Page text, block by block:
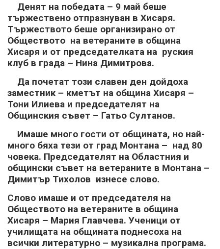
Денят на победата – 9 май беше
тържествено отпразнуван в Хисаря.
Тържеството беше организирано от
Обществото на ветераните в община
Хисаря и от председателката на руския
клуб в града – Нина Димитрова.
Да почетат този славен ден дойдоха
заместник – кметът на община Хисаря –
Тони Илиева и председателят на
Общинския съвет – Гатьо Султанов.
Имаше много гости от общината, но най-
много бяха тези от град Монтана – над 80
човека. Председателят на Областния и
общински съвет на ветераните в Монтана –
Димитър Тихолов изнесе слово.
Слово имаше и от председателя на
Обществото на ветераните в община
Хисаря – Мария Главчева. Ученици от
училищата на общината поднесоха на
всички литературно – музикална програма.